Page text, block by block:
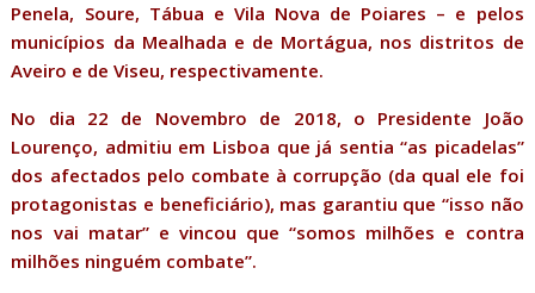
Penela, Soure, Tábua e Vila Nova de Poiares – e pelos
municípios da Mealhada e de Mortágua, nos distritos de
Aveiro e de Viseu, respectivamente.
No dia 22 de Novembro de 2018, o Presidente João
Lourenço, admitiu em Lisboa que já sentia “as picadelas”
dos afectados pelo combate à corrupção (da qual ele foi
protagonistas e beneficiário), mas garantiu que “isso não
nos vai matar” e vincou que “somos milhões e contra
milhões ninguém combate”.